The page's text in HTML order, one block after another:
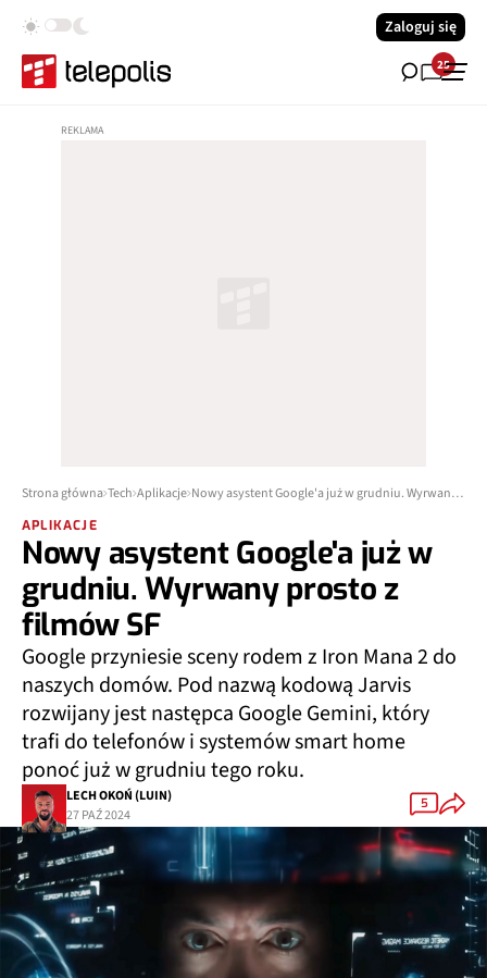
Zaloguj się
25
Strona główna Tech Aplikacje Nowy asystent Google'a już w grudniu. Wyrwany prosto z filmów SF
APLIKACJE
Nowy asystent Google'a już w
grudniu. Wyrwany prosto z
filmów SF
Google przyniesie sceny rodem z Iron Mana 2 do
naszych domów. Pod nazwą kodową Jarvis
rozwijany jest następca Google Gemini, który
trafi do telefonów i systemów smart home
ponoć już w grudniu tego roku.
LECH OKOŃ (LUIN)
27 PAŹ 2024
5